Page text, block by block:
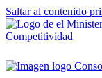
Saltar al contenido